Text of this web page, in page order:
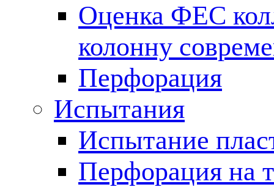
Оценка ФЕС
колонну
Перфорация
Испытания
Испытание
Перфорация на